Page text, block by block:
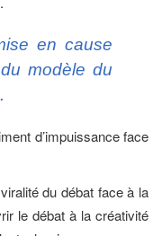
en cause
modèle du
d’impuissance face
du débat face à la
le débat à la créativité